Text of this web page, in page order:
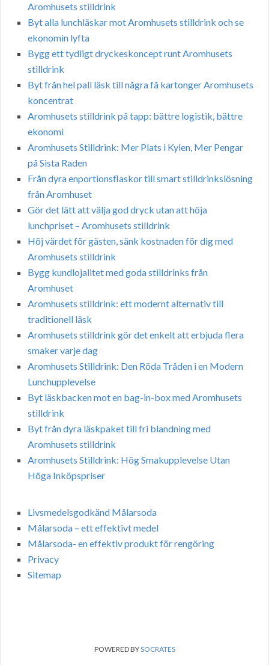
Aromhusets stilldrink
Byt alla lunchläskar mot Aromhusets stilldrink och se
ekonomin lyfta
Bygg ett tydligt dryckeskoncept runt Aromhusets
stilldrink
Byt från hel pall läsk till några få kartonger Aromhusets
koncentrat
Aromhusets stilldrink på tapp: bättre logistik, bättre
ekonomi
Aromhusets Stilldrink: Mer Plats i Kylen, Mer Pengar
på Sista Raden
Från dyra enportionsflaskor till smart stilldrinkslösning
från Aromhuset
Gör det lätt att välja god dryck utan att höja
lunchpriset – Aromhusets stilldrink
Höj värdet för gästen, sänk kostnaden för dig med
Aromhusets stilldrink
Bygg kundlojalitet med goda stilldrinks från
Aromhuset
Aromhusets stilldrink: ett modernt alternativ till
traditionell läsk
Aromhusets stilldrink gör det enkelt att erbjuda flera
smaker varje dag
Aromhusets Stilldrink: Den Röda Tråden i en Modern
Lunchupplevelse
Byt läskbacken mot en bag-in-box med Aromhusets
stilldrink
Byt från dyra läskpaket till fri blandning med
Aromhusets stilldrink
Aromhusets Stilldrink: Hög Smakupplevelse Utan
Höga Inköpspriser
Livsmedelsgodkänd Målarsoda
Målarsoda – ett effektivt medel
Målarsoda- en effektiv produkt för rengöring
Privacy
Sitemap
POWERED BYSOCRATES